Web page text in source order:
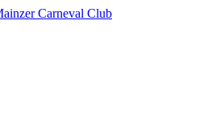
Carneval Club